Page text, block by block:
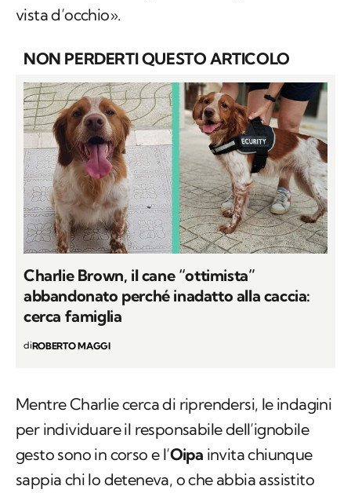
vista d’occhio».
NON PERDERTI QUESTO ARTICOLO
Charlie Brown, il cane “ottimista”
abbandonato perché inadatto alla caccia:
cerca famiglia
diROBERTO MAGGI
Mentre Charlie cerca di riprendersi, le indagini
per individuare il responsabile dell’ignobile
gesto sono in corso e l’Oipa invita chiunque
sappia chi lo deteneva, o che abbia assistito